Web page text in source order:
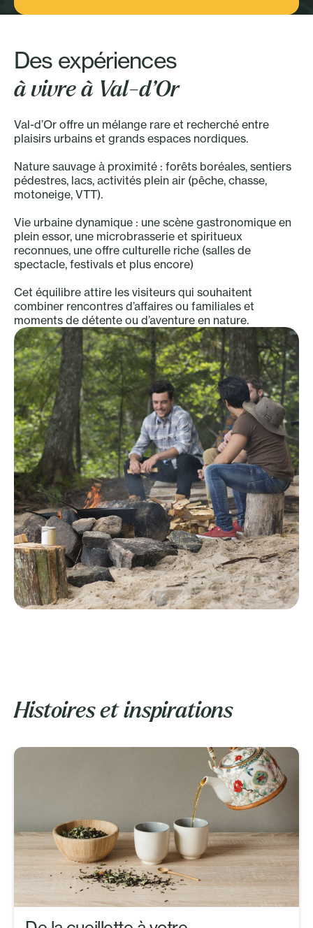
Des expériences
à vivre à Val-d’Or
Val-d’Or offre un mélange rare et recherché entre
plaisirs urbains et grands espaces nordiques.
Nature sauvage à proximité : forêts boréales, sentiers
pédestres, lacs, activités plein air (pêche, chasse,
motoneige, VTT).
Vie urbaine dynamique : une scène gastronomique en
plein essor, une microbrasserie et spiritueux
reconnues, une offre culturelle riche (salles de
spectacle, festivals et plus encore)
Cet équilibre attire les visiteurs qui souhaitent
combiner rencontres d’affaires ou familiales et
moments de détente ou d’aventure en nature.
Histoires et inspirations